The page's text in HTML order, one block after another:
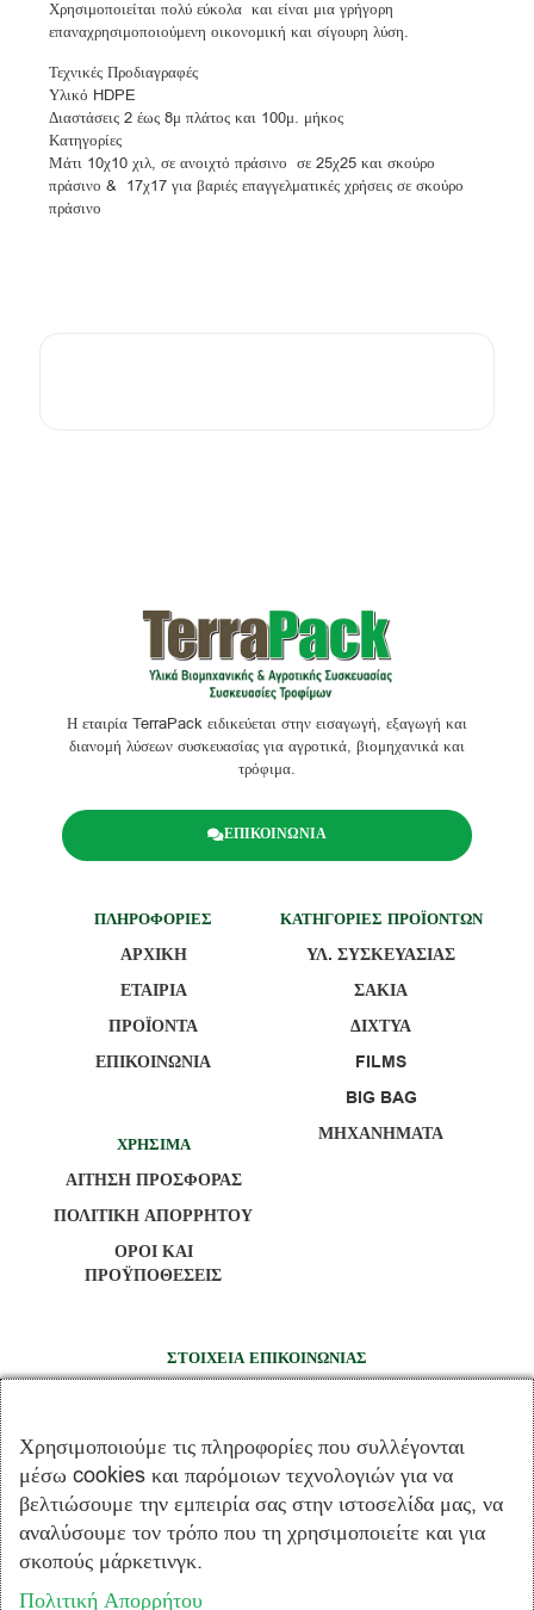
Χρησιμοποιείται πολύ εύκολα και είναι μια γρήγορη
επαναχρησιμοποιούμενη οικονομική και σίγουρη λύση.
Τεχνικές Προδιαγραφές
Υλικό HDPE
Διαστάσεις 2 έως 8μ πλάτος και 100μ. μήκος
Κατηγορίες
Μάτι 10χ10 χιλ, σε ανοιχτό πράσινο σε 25χ25 και σκούρο
πράσινο & 17χ17 για βαριές επαγγελματικές χρήσεις σε σκούρο
πράσινο
Η εταιρία TerraPack ειδικεύεται στην εισαγωγή, εξαγωγή και
διανομή λύσεων συσκευασίας για αγροτικά, βιομηχανικά και
τρόφιμα.
ΕΠΙΚΟΙΝΩΝΙΑ
ΠΛΗΡΟΦΟΡΙΕΣ
ΑΡΧΙΚΗ
ΕΤΑΙΡΙΑ
ΠΡΟΪΟΝΤΑ
ΕΠΙΚΟΙΝΩΝΙΑ
ΧΡΗΣΙΜΑ
ΑΙΤΗΣΗ ΠΡΟΣΦΟΡΑΣ
ΠΟΛΙΤΙΚΗ ΑΠΟΡΡΗΤΟΥ
ΟΡΟΙ ΚΑΙ
ΠΡΟΫΠΟΘΕΣΕΙΣ
ΚΑΤΗΓΟΡΙΕΣ ΠΡΟΪΟΝΤΩΝ
ΥΛ. ΣΥΣΚΕΥΑΣΙΑΣ
ΣΑΚΙΑ
ΔΙΧΤΥΑ
FILMS
BIG BAG
ΜΗΧΑΝΗΜΑΤΑ
ΣΤΟΙΧΕΙΑ ΕΠΙΚΟΙΝΩΝΙΑΣ
+30 22213 08054
+30 22623 07596
+30 22623 07597
info@terrapack.gr
Χρησιμοποιούμε τις πληροφορίες που συλλέγονται
μέσω cookies και παρόμοιων τεχνολογιών για να
βελτιώσουμε την εμπειρία σας στην ιστοσελίδα μας, να
αναλύσουμε τον τρόπο που τη χρησιμοποιείτε και για
σκοπούς μάρκετινγκ.
Πολιτική Απορρήτου